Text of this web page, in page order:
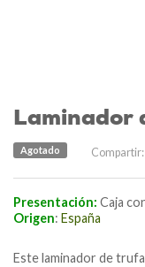
Laminador
Compartir:
Agotado
Presentación: Caja
Origen: España
Este laminador de